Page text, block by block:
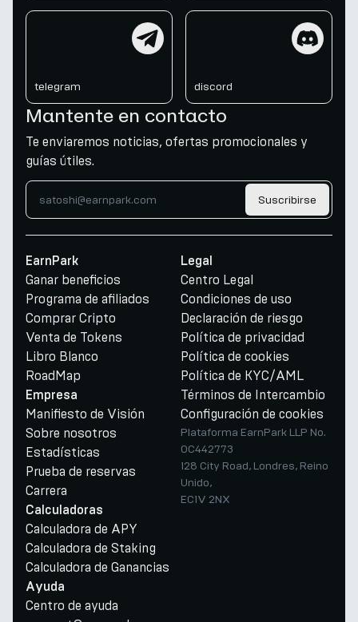
telegram discord
Mantente en contacto
Te enviaremos noticias, ofertas promocionales y
guías útiles.
Suscribirse
EarnPark
Ganar beneficios
Programa de afiliados
Comprar Cripto
Venta de Tokens
Libro Blanco
RoadMap
Empresa
Manifiesto de Visión
Sobre nosotros
Estadísticas
Prueba de reservas
Carrera
Calculadoras
Calculadora de APY
Calculadora de Staking
Calculadora de Ganancias
Ayuda
Centro de ayuda
Legal
Centro Legal
Condiciones de uso
Declaración de riesgo
Política de privacidad
Política de cookies
Política de KYC/AML
Términos de Intercambio
Configuración de cookies
Plataforma EarnPark LLP No.
OC442773
128 City Road, Londres, Reino
Unido,
EC1V 2NX